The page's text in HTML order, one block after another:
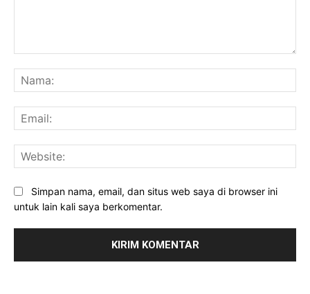
Simpan nama, email, dan situs web saya di browser ini
untuk lain kali saya berkomentar.